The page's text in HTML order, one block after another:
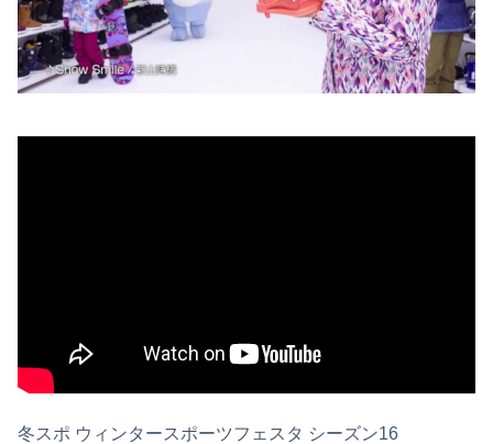
冬スポ ウィンタースポーツフェスタ シーズン16